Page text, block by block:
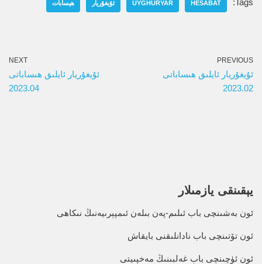
HESABAT
UYGHURYAR ئۇيغۇريار ھېسابات
PREVIOUS
ئۇيغۇريار ئايلىق ھىساباتى
2023.02
NEXT
ئۇيغۇريار ئايلىق ھىساباتى
2023.04
يېقىنقى يازمىلار
ئون بەشىنچى باب ئىلىم-پەن بىلەن ئىمپېرىيەنىڭ نىكاھى
ئون تۆتىنچى باب نادانلىقنى بايقاش
ئون ئۈچىنچى باب غەلبىنىڭ مەخپىيتى